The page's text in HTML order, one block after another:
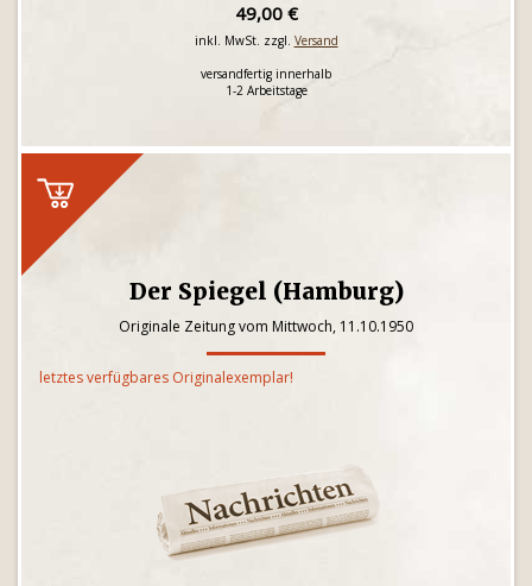
49,00 €
inkl. MwSt. zzgl. Versand
versandfertig innerhalb
1-2 Arbeitstage
Der Spiegel (Hamburg)
Originale Zeitung vom Mittwoch, 11.10.1950
letztes verfügbares Originalexemplar!